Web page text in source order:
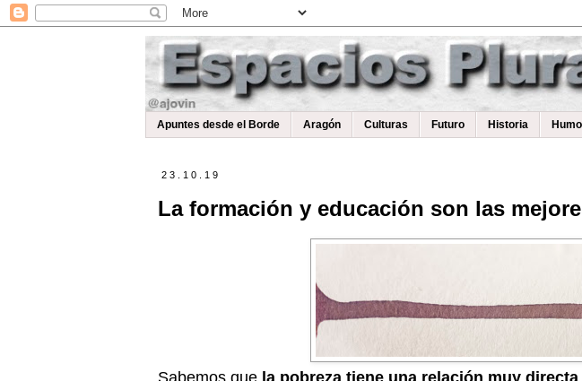
Apuntes desde el Borde Aragón Culturas Futuro Historia
23.10.19
La formación y educación son las